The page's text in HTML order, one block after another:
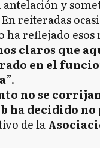
y
reiteradas
reflejado esos
claros que
en el
”.
no se
ha decidido
de la